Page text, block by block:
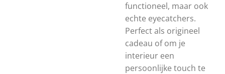
functioneel, maar ook
echte eyecatchers.
Perfect als origineel
cadeau of om je
interieur een
persoonlijke touch te